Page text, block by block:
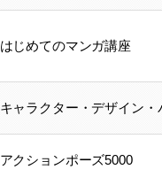
はじめてのマンガ講座
キャラクター・デザイン・
アクションポーズ5000